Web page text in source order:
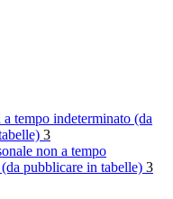
a tempo indeterminato (da
3
non a tempo
pubblicare in tabelle) 3